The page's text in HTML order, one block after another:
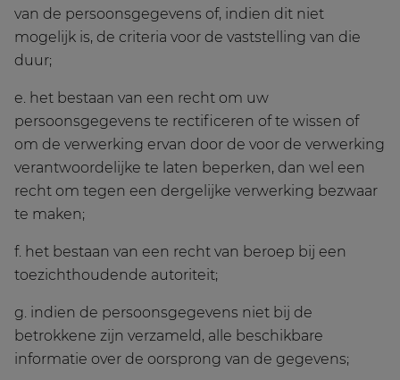
van de persoonsgegevens of, indien dit niet
mogelijk is, de criteria voor de vaststelling van die
duur;
e. het bestaan van een recht om uw
persoonsgegevens te rectificeren of te wissen of
om de verwerking ervan door de voor de verwerking
verantwoordelijke te laten beperken, dan wel een
recht om tegen een dergelijke verwerking bezwaar
te maken;
f. het bestaan van een recht van beroep bij een
toezichthoudende autoriteit;
g. indien de persoonsgegevens niet bij de
betrokkene zijn verzameld, alle beschikbare
informatie over de oorsprong van de gegevens;